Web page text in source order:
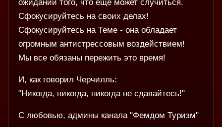
ожиданий того, что ещё может случиться.
Сфокусируйтесь на своих делах!
Сфокусируйтесь на Теме - она обладает
огромным антистрессовым воздействием!
Мы все обязаны пережить это время!
И, как говорил Черчилль:
"Никогда, никогда, никогда не сдавайтесь!"
С любовью, админы канала "Фемдом Туризм"